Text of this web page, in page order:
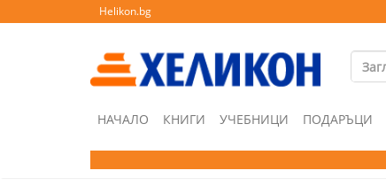
Helikon.bg
НАЧАЛО КНИГИ УЧЕБНИЦИ ПОДАРЪЦИ